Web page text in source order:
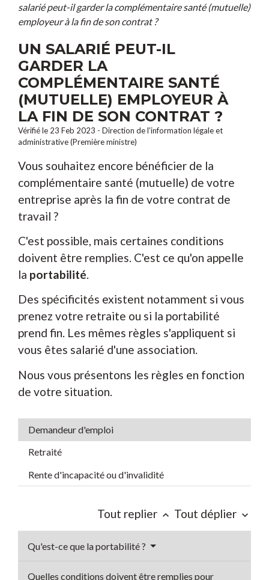
salarié peut-il garder la complémentaire santé (mutuelle)
employeur à la fin de son contrat ?
UN SALARIÉ PEUT-IL
GARDER LA
COMPLÉMENTAIRE SANTÉ
(MUTUELLE) EMPLOYEUR À
LA FIN DE SON CONTRAT ?
Vérifié le 23 Feb 2023 - Direction de l'information légale et
administrative (Première ministre)
Vous souhaitez encore bénéficier de la
complémentaire santé (mutuelle) de votre
entreprise après la fin de votre contrat de
travail ?
C'est possible, mais certaines conditions
doivent être remplies. C'est ce qu'on appelle
la portabilité.
Des spécificités existent notamment si vous
prenez votre retraite ou si la portabilité
prend fin. Les mêmes règles s'appliquent si
vous êtes salarié d'une association.
Nous vous présentons les règles en fonction
de votre situation.
Demandeur d'emploi
Retraité
Rente d'incapacité ou d'invalidité
Tout replier keyboard_arrow_up Tout déplier keyboard_arrow_down
Qu'est-ce que la portabilité ?
Quelles conditions doivent être remplies pour